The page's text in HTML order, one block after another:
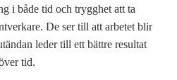
i både tid och trygghet att ta
De ser till att arbetet blir
leder till ett bättre resultat
tid.